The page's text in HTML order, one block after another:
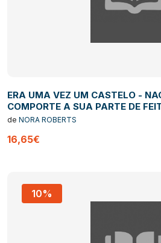
ERA UMA VEZ UM CASTELO -
COMPORTE A SUA PARTE DE
de NORA ROBERTS
16,65€
10%